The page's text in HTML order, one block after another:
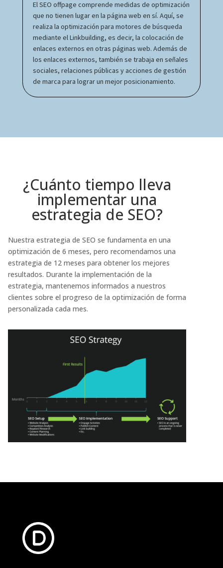
El SEO offpage comprende medidas de optimización
que no tienen lugar en la página web en sí. Aquí, se
realiza la optimización para motores de búsqueda
mediante el Linkbuilding, es decir, la colocación de
enlaces externos en otras páginas web. Además de
los enlaces externos, también se trabaja en señales
sociales, relaciones públicas y acciones de gestión
de marca para lograr un mejor posicionamiento.
¿Cuánto tiempo lleva
implementar una
estrategia de SEO?
Nuestra estrategia de SEO se fundamenta en una
optimización de 6 meses, pero recomendamos una
estrategia de 12 meses para obtener los mejores
resultados. Durante la implementación de la
estrategia, mantenemos informados a nuestros
clientes sobre el progreso de la optimización de forma
personalizada cada mes.